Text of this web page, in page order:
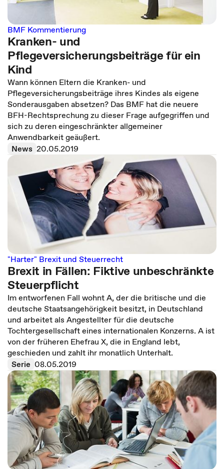
BMF Kommentierung
Kranken- und
Pflegeversicherungsbeiträge für ein
Kind
Wann können Eltern die Kranken- und
Pflegeversicherungsbeiträge ihres Kindes als eigene
Sonderausgaben absetzen? Das BMF hat die neuere
BFH-Rechtsprechung zu dieser Frage aufgegriffen und
sich zu deren eingeschränkter allgemeiner
Anwendbarkeit geäußert.
News 20.05.2019
"Harter" Brexit und Steuerrecht
Brexit in Fällen: Fiktive unbeschränkte
Steuerpflicht
Im entworfenen Fall wohnt A, der die britische und die
deutsche Staatsangehörigkeit besitzt, in Deutschland
und arbeitet als Angestellter für die deutsche
Tochtergesellschaft eines internationalen Konzerns. A ist
von der früheren Ehefrau X, die in England lebt,
geschieden und zahlt ihr monatlich Unterhalt.
Serie 08.05.2019